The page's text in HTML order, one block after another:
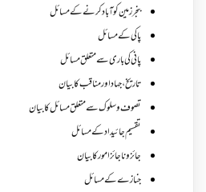
بنجر زمین کو آباد کرنے کے مسائل
پاکی کے مسائل
پانی کی باری سے متعلق مسائل
تاریخ،جہاد اور مناقب کا بیان
تصوف و سلوک سے متعلق مسائل کا بیان
تقسیم جائیداد کے مسائل
جائز و ناجائزامور کا بیان
جنازے کےمسائل